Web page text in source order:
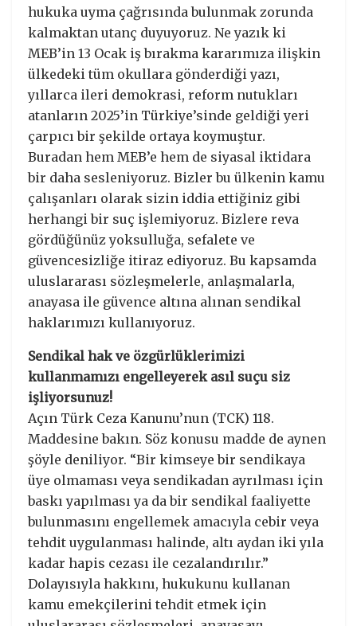
hukuka uyma çağrısında bulunmak zorunda
kalmaktan utanç duyuyoruz. Ne yazık ki
MEB’in 13 Ocak iş bırakma kararımıza ilişkin
ülkedeki tüm okullara gönderdiği yazı,
yıllarca ileri demokrasi, reform nutukları
atanların 2025’in Türkiye’sinde geldiği yeri
çarpıcı bir şekilde ortaya koymuştur.
Buradan hem MEB’e hem de siyasal iktidara
bir daha sesleniyoruz. Bizler bu ülkenin kamu
çalışanları olarak sizin iddia ettiğiniz gibi
herhangi bir suç işlemiyoruz. Bizlere reva
gördüğünüz yoksulluğa, sefalete ve
güvencesizliğe itiraz ediyoruz. Bu kapsamda
uluslararası sözleşmelerle, anlaşmalarla,
anayasa ile güvence altına alınan sendikal
haklarımızı kullanıyoruz.
Sendikal hak ve özgürlüklerimizi
kullanmamızı engelleyerek asıl suçu siz
işliyorsunuz!
Açın Türk Ceza Kanunu’nun (TCK) 118.
Maddesine bakın. Söz konusu madde de aynen
şöyle deniliyor. “Bir kimseye bir sendikaya
üye olmaması veya sendikadan ayrılması için
baskı yapılması ya da bir sendikal faaliyette
bulunmasını engellemek amacıyla cebir veya
tehdit uygulanması halinde, altı aydan iki yıla
kadar hapis cezası ile cezalandırılır.”
Dolayısıyla hakkını, hukukunu kullanan
kamu emekçilerini tehdit etmek için